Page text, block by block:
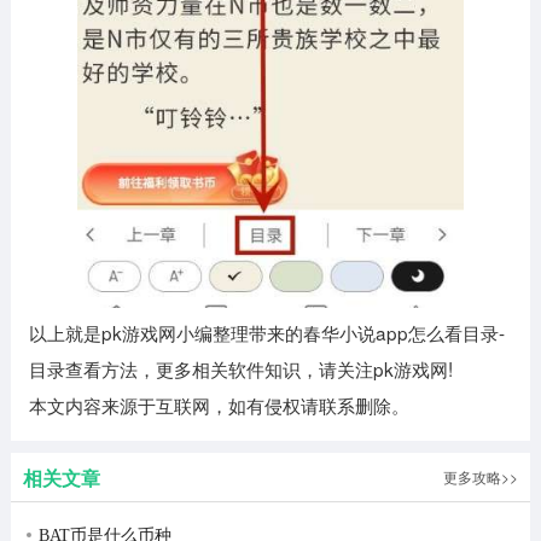
以上就是pk游戏网小编整理带来的春华小说app怎么看目录-
目录查看方法，更多相关软件知识，请关注pk游戏网!
本文内容来源于互联网，如有侵权请联系删除。
相关文章 更多攻略>>
BAT币是什么币种